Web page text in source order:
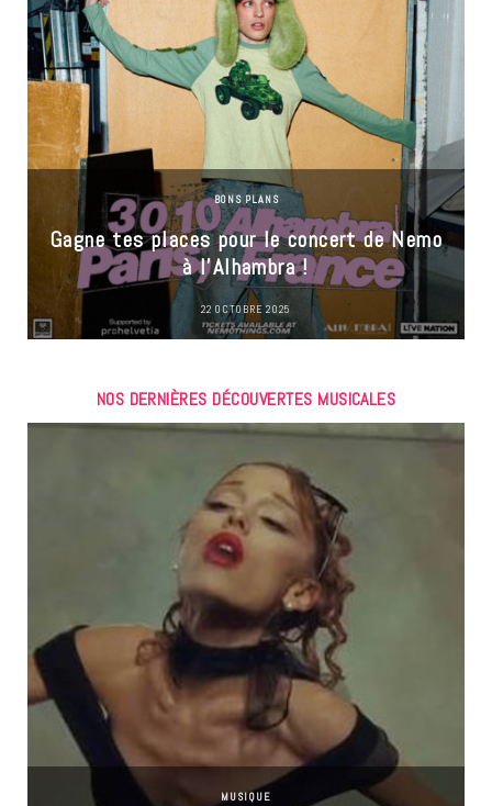
BONS PLANS
Gagne tes places pour le concert de Nemo
à l’Alhambra !
22 OCTOBRE 2025
NOS DERNIÈRES DÉCOUVERTES MUSICALES
MUSIQUE